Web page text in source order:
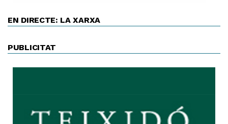
EN DIRECTE: LA XARXA
PUBLICITAT